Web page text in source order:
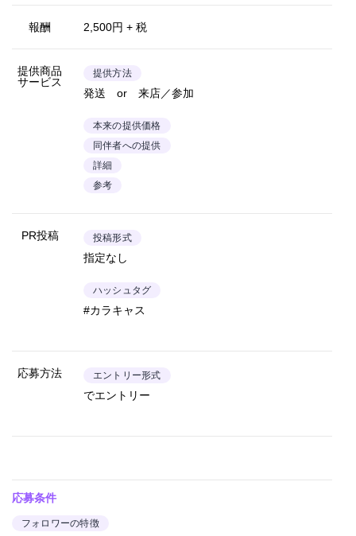
報酬 2,500円 + 税
提供商品
サービス
提供方法
発送 or 来店／参加
本来の提供価格
同伴者への提供
詳細
参考
PR投稿 投稿形式
指定なし
ハッシュタグ
#カラキャス
応募方法 エントリー形式
でエントリー
応募条件
フォロワーの特徴